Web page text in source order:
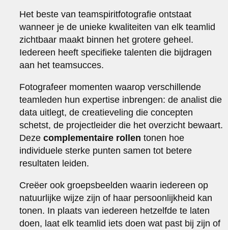
Het beste van teamspiritfotografie ontstaat
wanneer je de unieke kwaliteiten van elk teamlid
zichtbaar maakt binnen het grotere geheel.
Iedereen heeft specifieke talenten die bijdragen
aan het teamsucces.
Fotografeer momenten waarop verschillende
teamleden hun expertise inbrengen: de analist die
data uitlegt, de creatieveling die concepten
schetst, de projectleider die het overzicht bewaart.
Dezecomplementaire rollen tonen hoe
individuele sterke punten samen tot betere
resultaten leiden.
Creëer ook groepsbeelden waarin iedereen op
natuurlijke wijze zijn of haar persoonlijkheid kan
tonen. In plaats van iedereen hetzelfde te laten
doen, laat elk teamlid iets doen wat past bij zijn of